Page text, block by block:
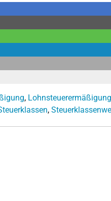
, Lohnsteuerermäßigung
,